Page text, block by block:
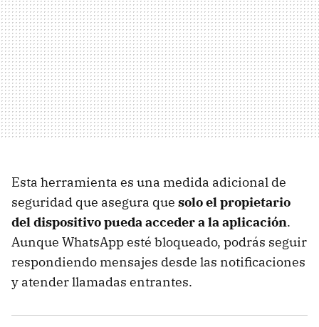
Esta herramienta es una medida adicional de
seguridad que asegura que solo el propietario
del dispositivo pueda acceder a la aplicación.
Aunque WhatsApp esté bloqueado, podrás seguir
respondiendo mensajes desde las notificaciones
y atender llamadas entrantes.